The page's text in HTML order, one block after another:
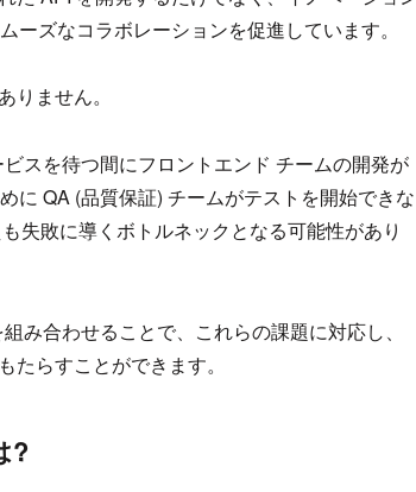
ズなコラボレーションを促進しています。
ません。
スを待つ間にフロントエンド チームの開発が
に QA (品質保証) チームがテストを開始できな
失敗に導くボトルネックとなる可能性があり
み合わせることで、これらの課題に対応し、
らすことができます。
?